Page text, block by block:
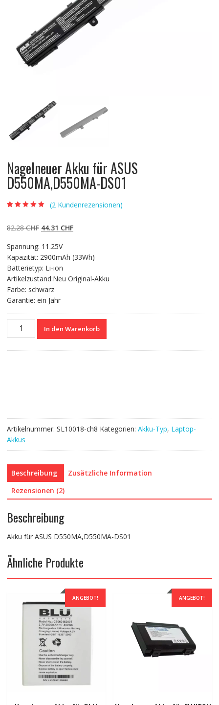
Nagelneuer Akku für ASUS
D550MA,D550MA-DS01
basierend auf
Kundenbewertun
(2 Kundenrezensionen)
82.28CHF Ursprünglicher
war:
82.28 CHF
44.31 CHFAktueller
44.31 CHF.
Spannung: 11.25V
Kapazität: 2900mAh (33Wh)
Batterietyp: Li-ion
Artikelzustand:Neu Original-Akku
Farbe: schwarz
Garantie: ein Jahr
Nagelneuer
In den Warenkorb
Artikelnummer: SL10018-ch8 Kategorien: Akku-Typ, Laptop-
Akkus
Beschreibung
Zusätzliche Information
Rezensionen (2)
Beschreibung
Akku für ASUS D550MA,D550MA-DS01
Ähnliche Produkte
ANGEBOT! ANGEBOT!